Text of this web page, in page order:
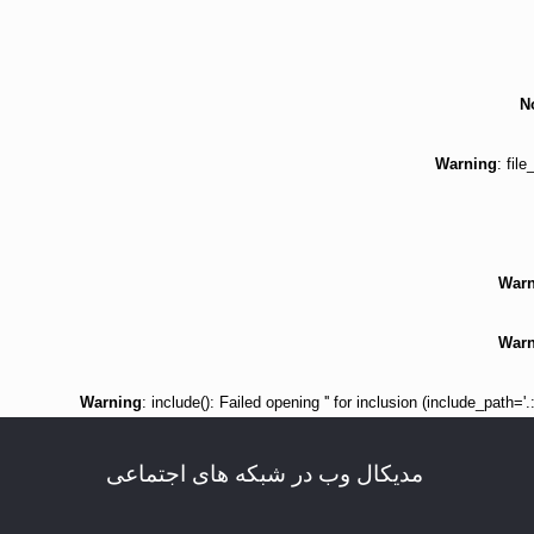
Warning:
Warning: include(): Failed opening '' for inclusion
مدیکال وب در شبکه های اجتماعی